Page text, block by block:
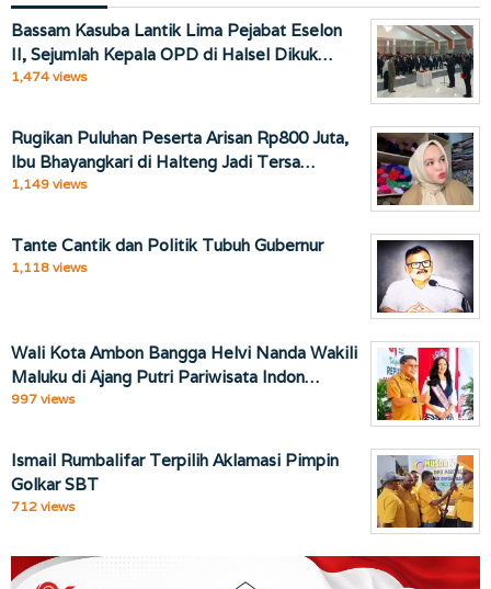
Bassam Kasuba Lantik Lima Pejabat Eselon
II, Sejumlah Kepala OPD di Halsel Dikuk…
1,474 views
Rugikan Puluhan Peserta Arisan Rp800 Juta,
Ibu Bhayangkari di Halteng Jadi Tersa…
1,149 views
Tante Cantik dan Politik Tubuh Gubernur
1,118 views
Wali Kota Ambon Bangga Helvi Nanda Wakili
Maluku di Ajang Putri Pariwisata Indon…
997 views
Ismail Rumbalifar Terpilih Aklamasi Pimpin
Golkar SBT
712 views